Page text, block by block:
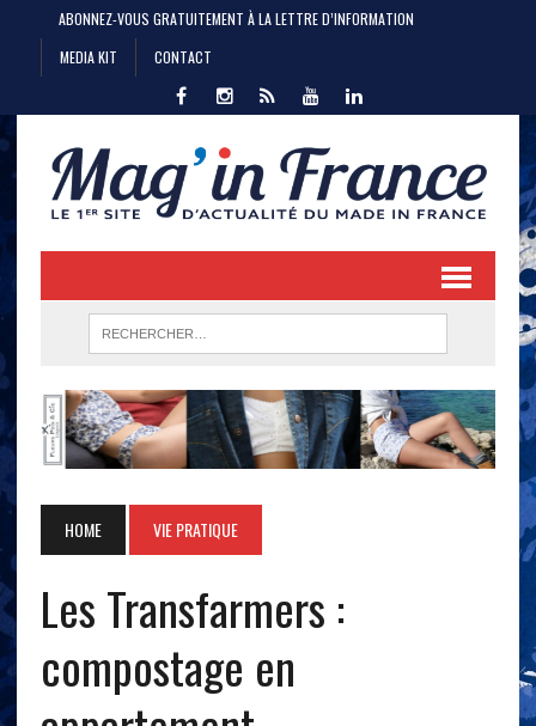
ABONNEZ-VOUS GRATUITEMENT À LA LETTRE D’INFORMATION
MEDIA KIT
CONTACT
HOME VIE PRATIQUE
Les Transfarmers :
compostage en